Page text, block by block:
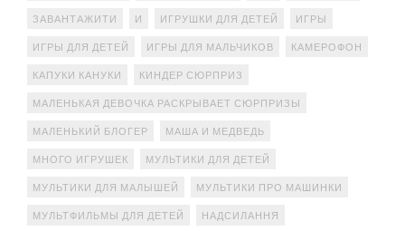
ЗАВАНТАЖИТИ И ИГРУШКИ ДЛЯ ДЕТЕЙ ИГРЫ
ИГРЫ ДЛЯ ДЕТЕЙ ИГРЫ ДЛЯ МАЛЬЧИКОВ КАМЕРОФОН
КАПУКИ КАНУКИ КИНДЕР СЮРПРИЗ
МАЛЕНЬКАЯ ДЕВОЧКА РАСКРЫВАЕТ СЮРПРИЗЫ
МАЛЕНЬКИЙ БЛОГЕР МАША И МЕДВЕДЬ
МНОГО ИГРУШЕК МУЛЬТИКИ ДЛЯ ДЕТЕЙ
МУЛЬТИКИ ДЛЯ МАЛЫШЕЙ МУЛЬТИКИ ПРО МАШИНКИ
МУЛЬТФИЛЬМЫ ДЛЯ ДЕТЕЙ НАДСИЛАННЯ